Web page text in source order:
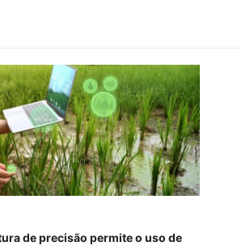
de precisão permite o uso de